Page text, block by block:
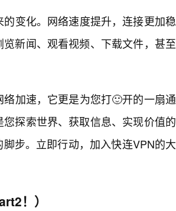
变化。网络速度提升，连接更加稳
新闻、观看视频、下载文件，甚至
加速，它更是为您打🙂开的一扇通
探索世界、获取信息、实现价值的
步。立即行动，加入快连VPN的大
！）